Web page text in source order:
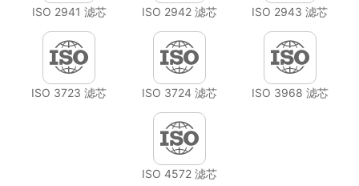
ISO 2941 滤芯 ISO 2942 滤芯 ISO 2943 滤芯
ISO 3723 滤芯 ISO 3724 滤芯 ISO 3968 滤芯
ISO 4572 滤芯